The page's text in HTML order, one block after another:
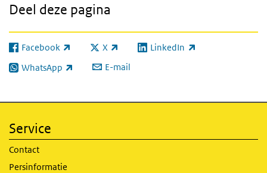
Deel deze pagina
Facebook
(externe link) X
(externe link) LinkedIn
(externe link)
WhatsApp
(externe link) E-mail
Service
Contact
Persinformatie